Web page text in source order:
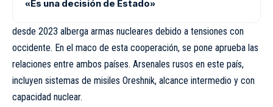
«Es una decisión de Estado»
desde 2023 alberga armas nucleares debido a tensiones con
occidente. En el maco de esta cooperación, se pone aprueba las
relaciones entre ambos países. Arsenales rusos en este país,
incluyen sistemas de misiles Oreshnik, alcance intermedio y con
capacidad nuclear.